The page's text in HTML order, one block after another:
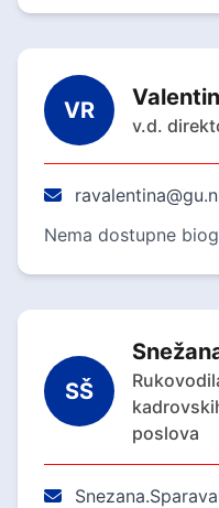
VR
v.d.
Nema dostupne
SŠ
poslova